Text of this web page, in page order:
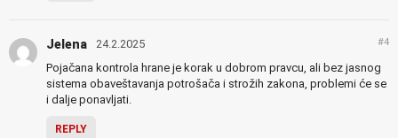
Jelena 24.2.2025 #4
Pojačana kontrola hrane je korak u dobrom pravcu, ali bez jasnog
sistema obaveštavanja potrošača i strožih zakona, problemi će se
i dalje ponavljati.
REPLY